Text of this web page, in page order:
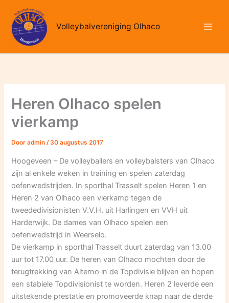
naar
inhoud
Volleybalvereniging Olhaco
Heren Olhaco spelen
vierkamp
Dooradmin/ 30 augustus 2017
Hoogeveen – De volleyballers en volleybalsters van Olhaco
zijn al enkele weken in training en spelen zaterdag
oefenwedstrijden. In sporthal Trasselt spelen Heren 1 en
Heren 2 van Olhaco een vierkamp tegen de
tweededivisionisten V.V.H. uit Harlingen en VVH uit
Harderwijk. De dames van Olhaco spelen een
oefenwedstrijd in Weerselo.
De vierkamp in sporthal Trasselt duurt zaterdag van 13.00
uur tot 17.00 uur. De heren van Olhaco mochten door de
terugtrekking van Alterno in de Topdivisie blijven en hopen
een stabiele Topdivisionist te worden. Heren 2 leverde een
uitstekende prestatie en promoveerde knap naar de derde